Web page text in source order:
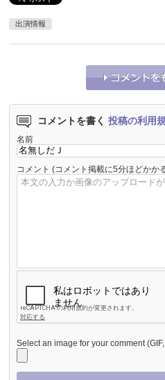
出演情報
コメントを書く 投稿の利用
名前
コメント (コメント掲載に5分ほどかか
Select an image for your comment